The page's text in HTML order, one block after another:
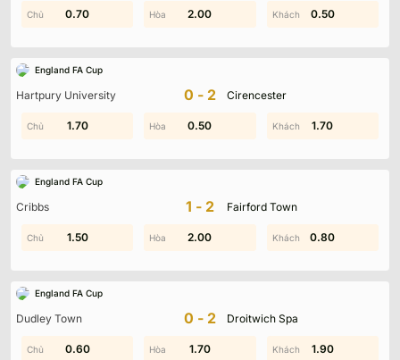
0.30 0.40 0.90
0.70 2.00 0.50
England FA Cup
Hartpury University 0-2 Cirencester
1.50 1.40 0.40
1.70 0.50 1.70
England FA Cup
Cribbs 1-2 Fairford Town
1.70 1.00 0.80
1.50 2.00 0.80
England FA Cup
Dudley Town 0-2 Droitwich Spa
0.80 0.40 0.60
0.60 1.70 1.90